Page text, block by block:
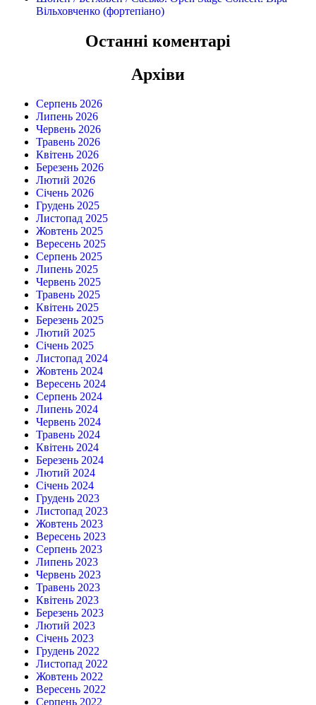
Вільховченко (фортепіано)
Останні коментарі
Архіви
Серпень 2026
Липень 2026
Червень 2026
Травень 2026
Квітень 2026
Березень 2026
Лютий 2026
Січень 2026
Грудень 2025
Листопад 2025
Жовтень 2025
Вересень 2025
Серпень 2025
Липень 2025
Червень 2025
Травень 2025
Квітень 2025
Березень 2025
Лютий 2025
Січень 2025
Листопад 2024
Жовтень 2024
Вересень 2024
Серпень 2024
Липень 2024
Червень 2024
Травень 2024
Квітень 2024
Березень 2024
Лютий 2024
Січень 2024
Грудень 2023
Листопад 2023
Жовтень 2023
Вересень 2023
Серпень 2023
Липень 2023
Червень 2023
Травень 2023
Квітень 2023
Березень 2023
Лютий 2023
Січень 2023
Грудень 2022
Листопад 2022
Жовтень 2022
Вересень 2022
Серпень 2022